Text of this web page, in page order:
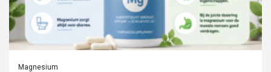
Magnesium